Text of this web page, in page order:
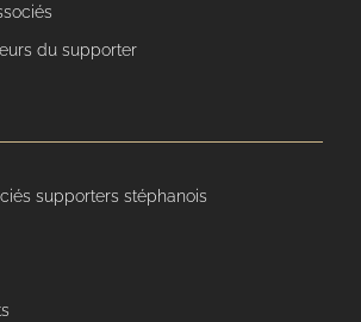
du supporter
supporters stéphanois